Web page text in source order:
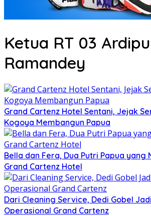
Ketua RT 03
Ramandey
Grand Cartenz Hotel Sentani, Jejak
Kogoya Membangun Papua
Bella dan Fera, Dua Putri Papua yang
Grand Cartenz Hotel
Dari Cleaning Service, Dedi Gobel
Operasional Grand Cartenz